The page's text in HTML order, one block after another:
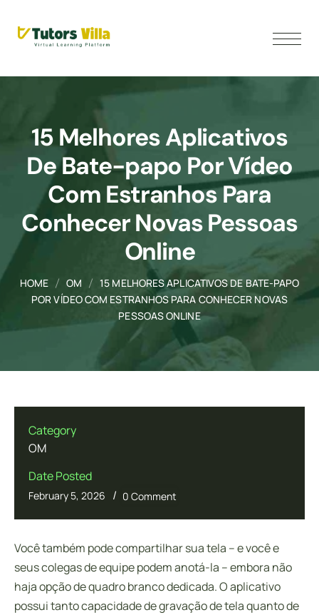
15 Melhores Aplicativos
De Bate-papo Por Vídeo
Com Estranhos Para
Conhecer Novas Pessoas
Online
HOME OM
15 MELHORES APLICATIVOS DE BATE-PAPO
POR VÍDEO COM ESTRANHOS PARA CONHECER NOVAS
PESSOAS ONLINE
Category
OM
Date Posted
February 5, 2026 / 0 Comment
Você também pode compartilhar sua tela – e você e
seus colegas de equipe podem anotá-la – embora não
haja opção de quadro branco dedicada. O aplicativo
possui tanto capacidade de gravação de tela quanto de